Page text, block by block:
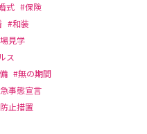
式 #保険
#和装
見学
ス
#無の期間
事態宣言
止措置